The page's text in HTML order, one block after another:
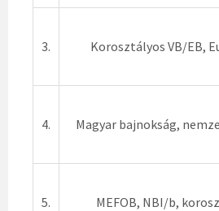
3. Korosztályos VB/EB,
4. Magyar bajnokság,
5. MEFOB, NBI/b,